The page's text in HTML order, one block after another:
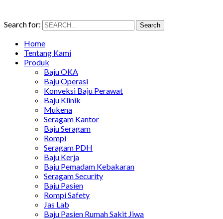
Search for: Search
Home
Tentang Kami
Produk
Baju OKA
Baju Operasi
Konveksi Baju Perawat
Baju Klinik
Mukena
Seragam Kantor
Baju Seragam
Rompi
Seragam PDH
Baju Kerja
Baju Pemadam Kebakaran
Seragam Security
Baju Pasien
Rompi Safety
Jas Lab
Baju Pasien Rumah Sakit Jiwa